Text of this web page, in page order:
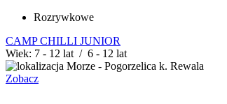
Rozrywkowe
CAMP CHILLI JUNIOR
Wiek: 7 - 12 lat / 6 - 12 lat
Morze - Pogorzelica k. Rewala
Zobacz